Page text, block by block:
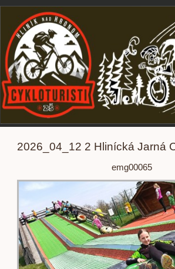
2026_04_12 2 Hlinícká Jarná
emg00065